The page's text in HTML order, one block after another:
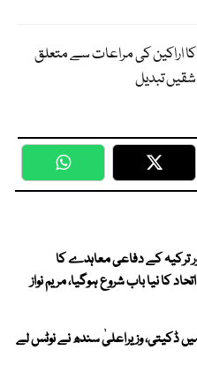
اراکین کی مراعات سے متعلق
تبدیل
WhatsApp
ترکیہ کے دفاعی معاہدے کا
کا نیا باب شروع ہوگیا، مریم نواز
ڈکیتی، وزیراعلیٰ سندھ نے نوٹس لے